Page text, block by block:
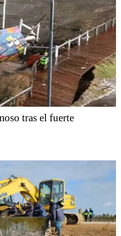
tras el fuerte